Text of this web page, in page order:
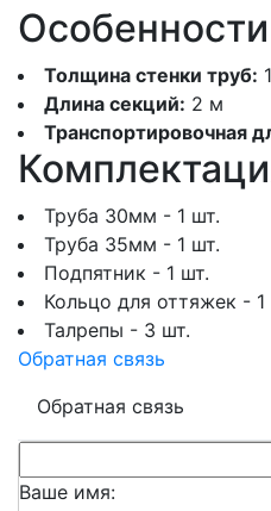
Особенности
Толщина стенки труб:
Длина секций: 2 м
Транспортировочная
Труба 30мм - 1 шт.
Труба 35мм - 1 шт.
Подпятник - 1 шт.
Кольцо для оттяжек - 1
Талрепы - 3 шт.
Обратная связь
Обратная связь
Ваше имя: